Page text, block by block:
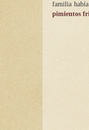
familia
pimientos